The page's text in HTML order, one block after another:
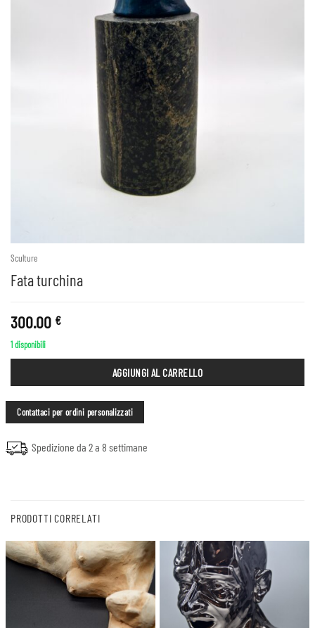
Sculture
Fata turchina
300.00 €
1 disponibili
AGGIUNGI AL CARRELLO
Contattaci per ordini personalizzati
Spedizione da 2 a 8 settimane
PRODOTTI CORRELATI